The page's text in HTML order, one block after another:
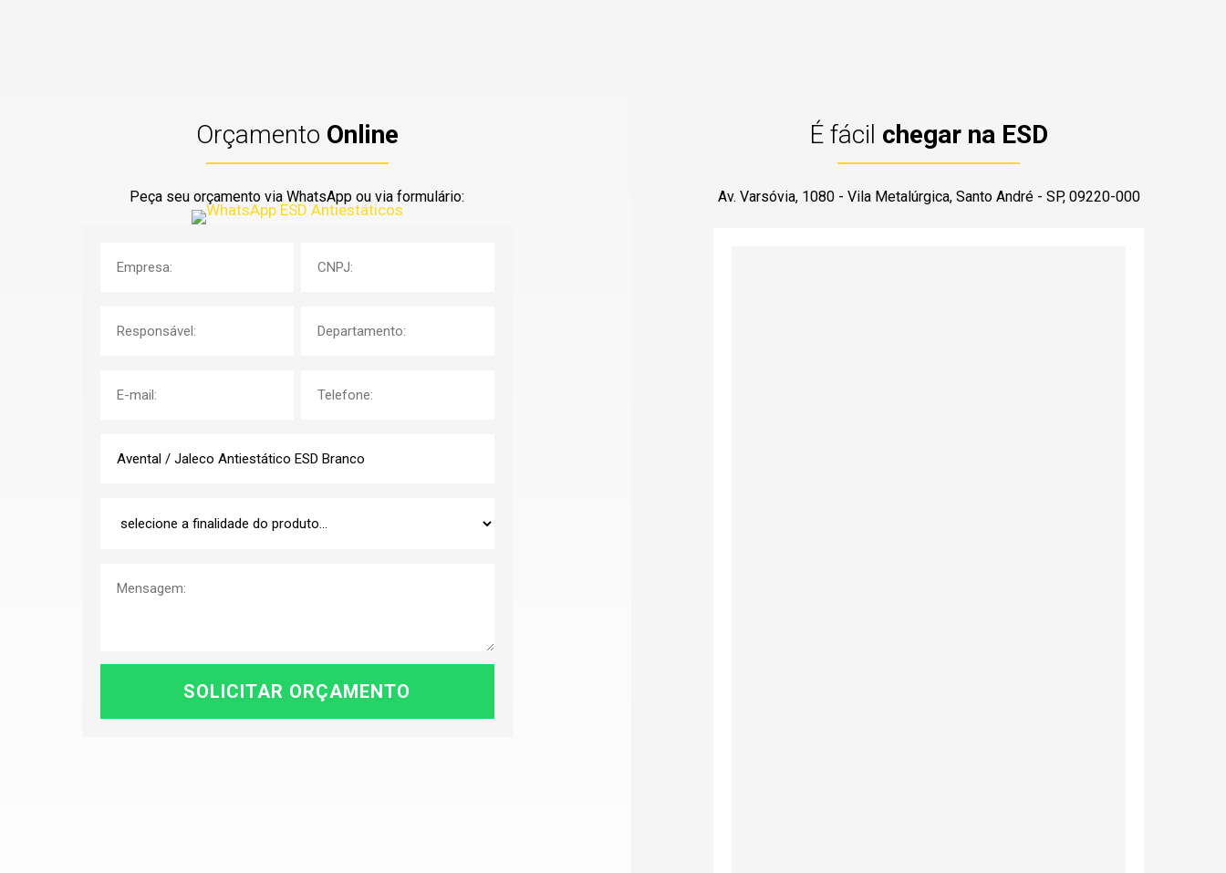
Orçamento Online
Peça seu orçamento via WhatsApp ou via formulário:
É fácil chegar na ESD
Av. Varsóvia, 1080 - Vila Metalúrgica, Santo André - SP, 09220-000